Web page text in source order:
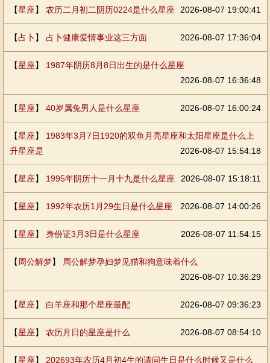
【星座】 农历二月初二阴历0224是什么星座 2026-08-07 19:00:41
【占卜 】 占卜健康爱情事业这三方面 2026-08-07 17:36:04
【星座】 1987年阴历8月8日出生的是什么星座
2026-08-07 16:36:48
【星座】 40岁属兔男人是什么星座 2026-08-07 16:00:24
【星座】 1983年3月7日1920的双鱼月亮星座和太阳星座是什么上
升星座是
2026-08-07 15:54:18
【星座】 1995年阴历十一月十九是什么星座 2026-08-07 15:18:11
【星座】 1992年农历1月29生日是什么星座 2026-08-07 14:00:26
【星座】 身份证3月3日是什么星座 2026-08-07 11:54:15
【 周公解梦】
周公解梦孕妇梦见猫和狗意味着什么
2026-08-07 10:36:29
【星座】 白羊座和那个星座最配 2026-08-07 09:36:23
【星座】 农历月日的星座是什么 2026-08-07 08:54:10
【星座】 202693年农历4月初4生的请问生日是什么时候又是什么